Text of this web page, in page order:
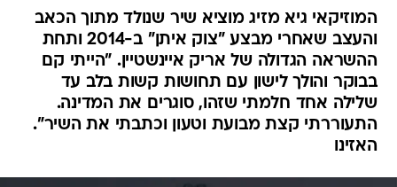
המוזיקאי גיא מזיג מוציא שיר שנולד מתוך הכאב
והעצב שאחרי מבצע "צוק איתן" ב-2014 ותחת
ההשראה הגדולה של אריק איינשטיין. "הייתי קם
בבוקר והולך לישון עם תחושות קשות בלב עד
שלילה אחד חלמתי שזהו, סוגרים את המדינה.
התעוררתי קצת מבועת וטעון וכתבתי את השיר".
האזינו